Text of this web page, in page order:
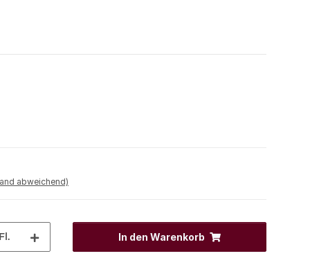
abweichend)
Fl. In den Warenkorb